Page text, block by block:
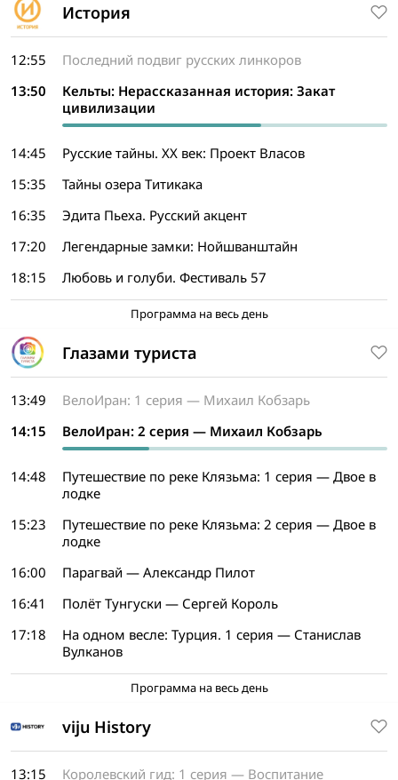
История
12:55
Последний подвиг русских линкоров
13:50
Кельты: Нерассказанная история: Закат
цивилизации
14:45
Русские тайны. XX век: Проект Власов
15:35
Тайны озера Титикака
16:35
Эдита Пьеха. Русский акцент
17:20
Легендарные замки: Нойшванштайн
18:15
Любовь и голуби. Фестиваль 57
Программа на весь день
Глазами туриста
13:49
ВелоИран: 1 серия — Михаил Кобзарь
14:15
ВелоИран: 2 серия — Михаил Кобзарь
14:48
Путешествие по реке Клязьма: 1 серия — Двое в
лодке
15:23
Путешествие по реке Клязьма: 2 серия — Двое в
лодке
16:00
Парагвай — Александр Пилот
16:41
Полёт Тунгуски — Сергей Король
17:18
На одном весле: Турция. 1 серия — Станислав
Вулканов
Программа на весь день
viju History
13:15
Королевский гид: 1 серия — Воспитание